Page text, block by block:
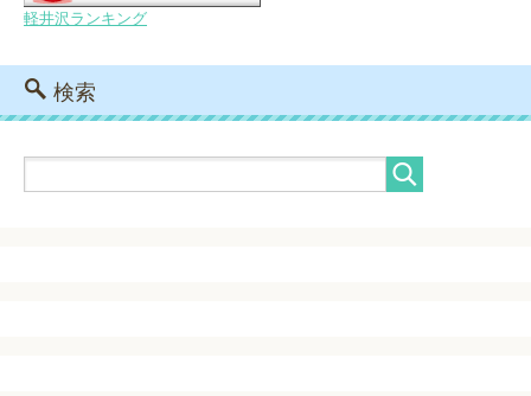
軽井沢ランキング
検索